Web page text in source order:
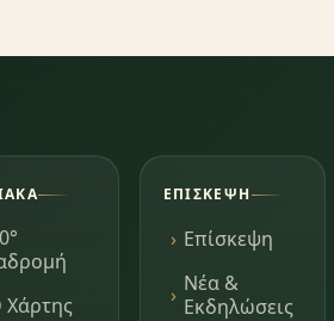
Χάρτης
ΕΠΊΣΚΕΨΗ
Επίσκεψη
Νέα &
Εκδηλώσεις